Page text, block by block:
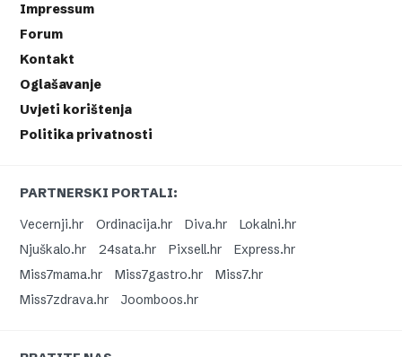
Impressum
Forum
Kontakt
Oglašavanje
Uvjeti korištenja
Politika privatnosti
PARTNERSKI PORTALI:
Vecernji.hr
Ordinacija.hr Diva.hr
Lokalni.hr
Njuškalo.hr
24sata.hr Pixsell.hr
Express.hr
Miss7mama.hr
Miss7gastro.hr
Miss7.hr
Miss7zdrava.hr
Joomboos.hr